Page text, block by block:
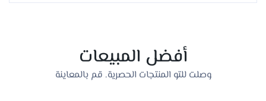
أفضل المبيعات
وصلت للتو المنتجات الحصرية. قم بالمعاينة